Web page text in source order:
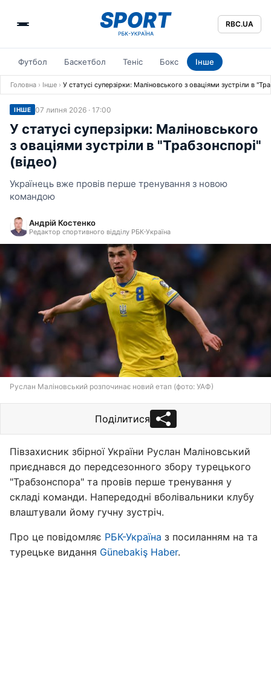
RBC.UA
Футбол Баскетбол Теніс Бокс Інше
Головна › Інше › У статусі суперзірки: Маліновського з оваціями зустріли в
ІНШЕ 07 липня 2026 · 17:00
У статусі суперзірки: Маліновського
з оваціями зустріли в "Трабзонспорі"
(відео)
Українець вже провів перше тренування з новою
командою
Андрій Костенко
Редактор спортивного відділу РБК-Україна
Руслан Маліновський розпочинає новий етап (фото: УАФ)
Поділитися
Півзахисник збірної України Руслан Маліновський
приєднався до передсезонного збору турецького
"Трабзонспора" та провів перше тренування у
складі команди. Напередодні вболівальники клубу
влаштували йому гучну зустріч.
Про це повідомляє РБК-Україна з посиланням на та
турецьке видання Günebakiş Haber.